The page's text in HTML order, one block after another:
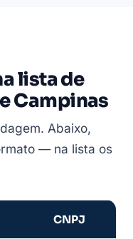
lista de
Campinas
Abaixo,
— na lista os
CNPJ